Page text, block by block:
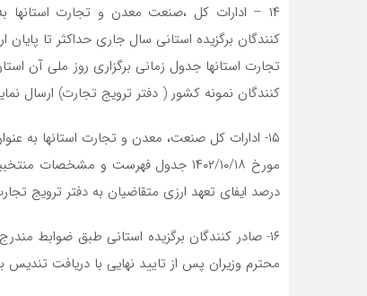
۱۴ – ادارات کل ،صنعت معدن و تجارت استانها
تجارت استانها جدول زمانی برگزاری روز ملی آن
کنندگان نمونه کشور ( دفتر ترویج تجارت) ارسال
۱۵- ادارات کل صنعت، معدن و تجارت استانها به
درصد ایفای تعهد ارزی متقاضیان به دفتر ترویج
محترم وزیران پس از تایید نهایی با دریافت تندیس